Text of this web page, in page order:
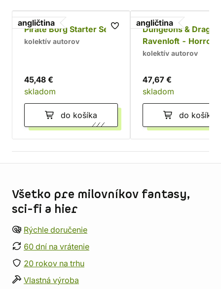
angličtina
Pirate Borg Starter Set
kolektív autorov
45,48 €
skladom
do košíka
angličtina
Dungeons &
Ravenloft - Horrors
Within (alternative
kolektív autorov
47,67 €
skladom
do košíka
Všetko pre milovníkov fantasy,
sci-fi a hier
Rýchle doručenie
60 dní na vrátenie
20 rokov na trhu
Vlastná výroba